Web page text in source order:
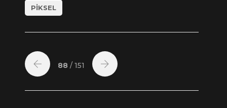
PIKSEL
88 / 151